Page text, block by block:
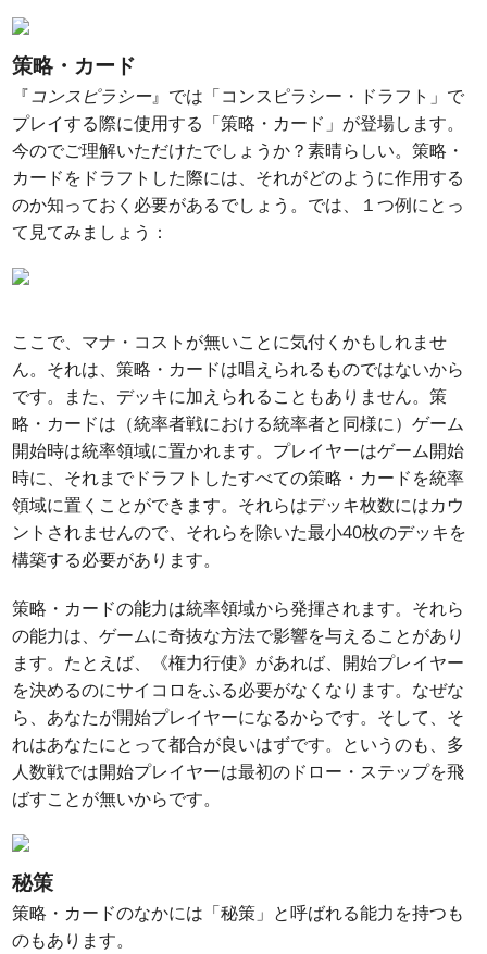
策略・カード
『コンスピラシー』では「コンスピラシー・ドラフト」で
プレイする際に使用する「策略・カード」が登場します。
今のでご理解いただけたでしょうか？素晴らしい。策略・
カードをドラフトした際には、それがどのように作用する
のか知っておく必要があるでしょう。では、１つ例にとっ
て見てみましょう：
ここで、マナ・コストが無いことに気付くかもしれませ
ん。それは、策略・カードは唱えられるものではないから
です。また、デッキに加えられることもありません。策
略・カードは（統率者戦における統率者と同様に）ゲーム
開始時は統率領域に置かれます。プレイヤーはゲーム開始
時に、それまでドラフトしたすべての策略・カードを統率
領域に置くことができます。それらはデッキ枚数にはカウ
ントされませんので、それらを除いた最小40枚のデッキを
構築する必要があります。
策略・カードの能力は統率領域から発揮されます。それら
の能力は、ゲームに奇抜な方法で影響を与えることがあり
ます。たとえば、《権力行使》があれば、開始プレイヤー
を決めるのにサイコロをふる必要がなくなります。なぜな
ら、あなたが開始プレイヤーになるからです。そして、そ
れはあなたにとって都合が良いはずです。というのも、多
人数戦では開始プレイヤーは最初のドロー・ステップを飛
ばすことが無いからです。
秘策
策略・カードのなかには「秘策」と呼ばれる能力を持つも
のもあります。